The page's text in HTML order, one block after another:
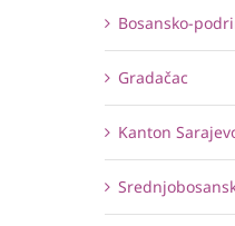
Bosansko-
Gradačac
Kanton